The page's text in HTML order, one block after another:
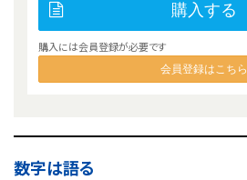
購入する
購入には会員登録が必要です
会員登録はこちら
数字は語る